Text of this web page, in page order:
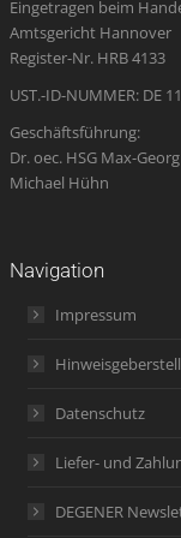
new
window
new
window
new
window
in
new
window
Eingetragen beim
Amtsgericht Hannover
Register-Nr. HRB 4133
UST.-ID-NUMMER: DE
Geschäftsführung:
Dr. oec. HSG Max-
Michael Hühn
Navigation
Impressum
Datenschutz
Liefer- und
DEGENER